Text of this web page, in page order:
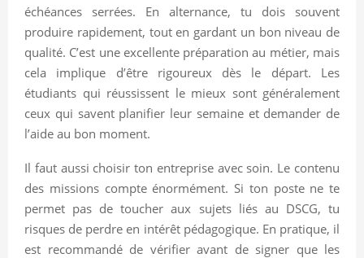
échéances serrées. En alternance, tu dois souvent
produire rapidement, tout en gardant un bon niveau de
qualité. C’est une excellente préparation au métier, mais
cela implique d’être rigoureux dès le départ. Les
étudiants qui réussissent le mieux sont généralement
ceux qui savent planifier leur semaine et demander de
l’aide au bon moment.
Il faut aussi choisir ton entreprise avec soin. Le contenu
des missions compte énormément. Si ton poste ne te
permet pas de toucher aux sujets liés au DSCG, tu
risques de perdre en intérêt pédagogique. En pratique, il
est recommandé de vérifier avant de signer que les